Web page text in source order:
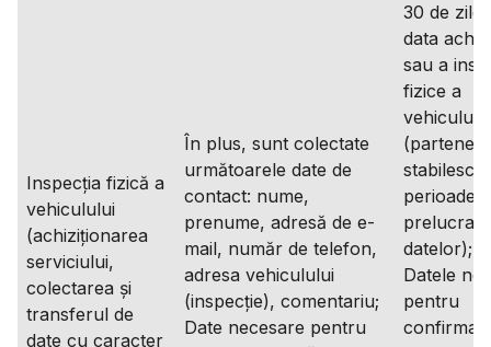
Inspecția fizică a
vehiculului
(achiziționarea
serviciului,
colectarea și
transferul de
date cu caracter
În plus, sunt colectate
următoarele date de
contact: nume,
prenume, adresă de e-
mail, număr de telefon,
adresa vehiculului
(inspecție), comentariu;
Date necesare pentru
30 de zile
data
sau a
fizice a
vehiculului
stabilesc
perioade
datelor);
Datele
pentru